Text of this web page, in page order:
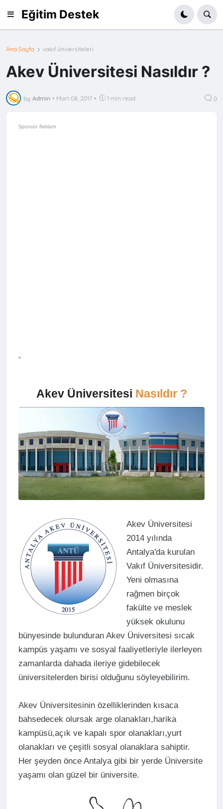
Eğitim Destek
Ana Sayfa vakıf üniversiteleri
Akev Üniversitesi Nasıldır ?
by Admin • Mart 08, 2017 • 1 min read 0
Sponsor Reklam
"
Akev Üniversitesi Nasıldır ?
Akev Üniversitesi
2014 yılında
Antalya'da kurulan
Vakıf Üniversitesidir.
Yeni olmasına
rağmen birçok
fakülte ve meslek
yüksek okulunu
bünyesinde bulunduran Akev Üniversitesi sıcak
kampüs yaşamı ve sosyal faaliyetleriyle ilerleyen
zamanlarda dahada ileriye gidebilecek
üniversitelerden birisi olduğunu söyleyebilirim.
Akev Üniversitesinin özelliklerinden kısaca
bahsedecek olursak arge olanakları,harika
kampüsü,açık ve kapalı spor olanakları,yurt
olanakları ve çeşitli sosyal olanaklara sahiptir.
Her şeyden önce Antalya gibi bir yerde Üniversite
yaşamı olan güzel bir üniversite.